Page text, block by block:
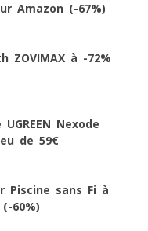
Amazon (-67%)
ZOVIMAX à -72%
Nexode
de 59€
Piscine sans Fi à
60%)